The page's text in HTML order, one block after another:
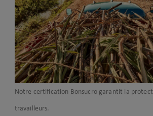
Notre certification Bonsucro garantit la
travailleurs.